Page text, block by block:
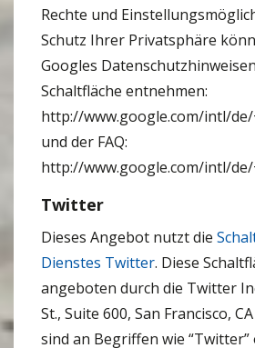
Rechte und
Schutz Ihrer Privatsphäre
Googles
Schaltfläche entnehmen:
http://www.google.com/intl/
und der FAQ:
http://www.google.com/intl/
Twitter
Dieses Angebot nutzt die
Dienstes Twitter. Diese
angeboten durch die Twitter
St., Suite 600, San Francisco,
sind an Begriffen wie “Twitter”